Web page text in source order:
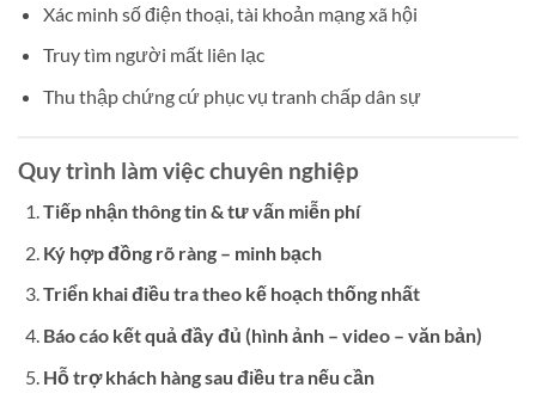
Xác minh số điện thoại, tài khoản mạng xã hội
Truy tìm người mất liên lạc
Thu thập chứng cứ phục vụ tranh chấp dân sự
Quy trình làm việc chuyên nghiệp
Tiếp nhận thông tin & tư vấn miễn phí
Ký hợp đồng rõ ràng – minh bạch
Triển khai điều tra theo kế hoạch thống nhất
Báo cáo kết quả đầy đủ (hình ảnh – video – văn bản)
Hỗ trợ khách hàng sau điều tra nếu cần